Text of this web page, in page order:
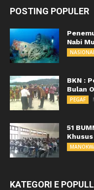
POSTING POPULER
Nabi
BKN :
Bulan
PEGAF
51
KATEGORI E